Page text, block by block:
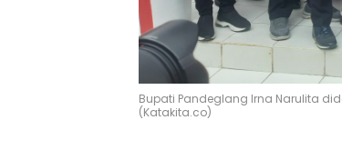
Bupati Pandeglang Irna Narulita
(Katakita.co)